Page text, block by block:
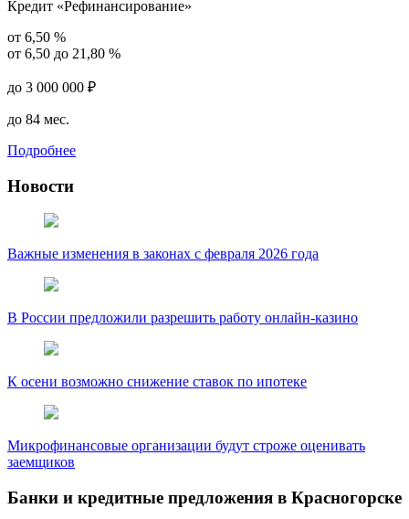
Кредит «Рефинансирование»
от 6,50 %
от 6,50 до 21,80 %
до 3 000 000 ₽
до 84 мес.
Подробнее
Новости
Важные изменения в законах с февраля 2026 года
В России предложили разрешить работу онлайн-казино
К осени возможно снижение ставок по ипотеке
Микрофинансовые организации будут строже оценивать
заемщиков
Банки и кредитные предложения в Красногорске